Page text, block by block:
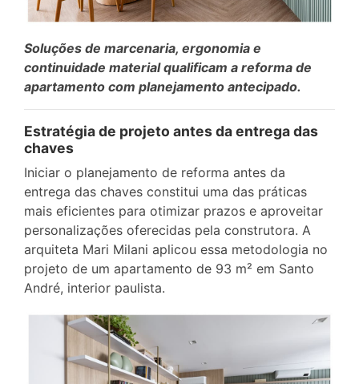
Soluções de marcenaria, ergonomia e
continuidade material qualificam a reforma de
apartamento com planejamento antecipado.
Estratégia de projeto antes da entrega das
chaves
Iniciar o planejamento de reforma antes da
entrega das chaves constitui uma das práticas
mais eficientes para otimizar prazos e aproveitar
personalizações oferecidas pela construtora. A
arquiteta Mari Milani aplicou essa metodologia no
projeto de um apartamento de 93 m² em Santo
André, interior paulista.